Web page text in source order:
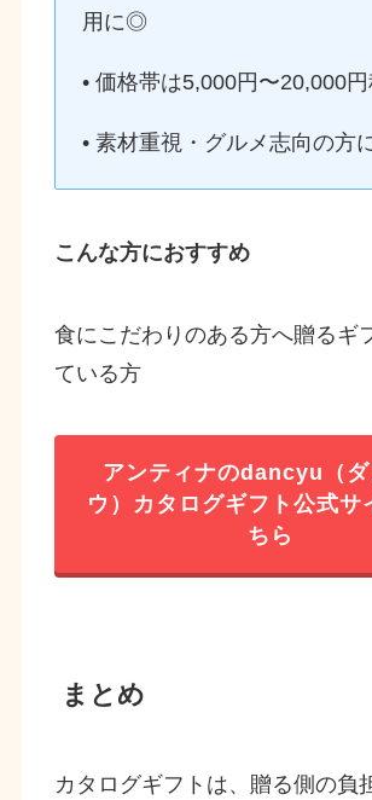
用に◎
• 価格帯は5,000円〜20,000
• 素材重視・グルメ志向の方
こんな方におすすめ
食にこだわりのある方へ贈るギ
ている方
アンティナのdancyu（ダ
ウ）カタログギフト公式サ
ちら
まとめ
カタログギフトは、贈る側の負